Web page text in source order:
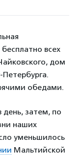
всех
дом
обедами.
день, затем, по
наших
уменьшилось
Мальтийской